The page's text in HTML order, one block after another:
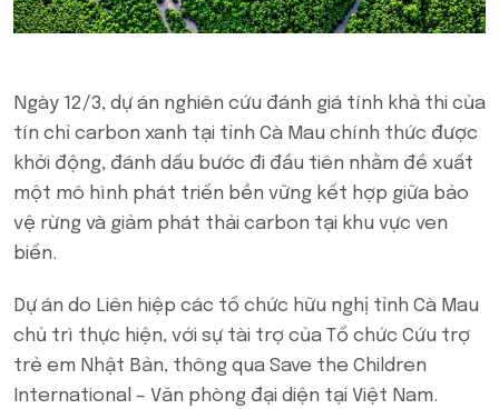
Ngày 12/3, dự án nghiên cứu đánh giá tính khả thi của
tín chỉ carbon xanh tại tỉnh Cà Mau chính thức được
khởi động, đánh dấu bước đi đầu tiên nhằm đề xuất
một mô hình phát triển bền vững kết hợp giữa bảo
vệ rừng và giảm phát thải carbon tại khu vực ven
biển.
Dự án do Liên hiệp các tổ chức hữu nghị tỉnh Cà Mau
chủ trì thực hiện, với sự tài trợ của Tổ chức Cứu trợ
trẻ em Nhật Bản, thông qua Save the Children
International – Văn phòng đại diện tại Việt Nam.